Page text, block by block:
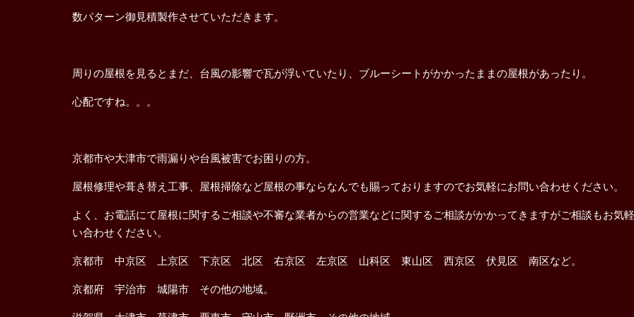
数パターン御見積製作させていただきます。
周りの屋根を見るとまだ、台風の影響で瓦が浮いていたり、ブルーシートがかかったままの屋根があったり。
心配ですね。。。
京都市や大津市で雨漏りや台風被害でお困りの方。
屋根修理や葺き替え工事、屋根掃除など屋根の事ならなんでも賜っておりますのでお気軽にお問い合わせください。
よく、お電話にて屋根に関するご相談や不審な業者からの営業などに関するご相談がかかってきますがご相談もお気
い合わせください。
京都市 中京区 上京区 下京区 北区 右京区 左京区 山科区 東山区 西京区 伏見区 南区など。
京都府 宇治市 城陽市 その他の地域。